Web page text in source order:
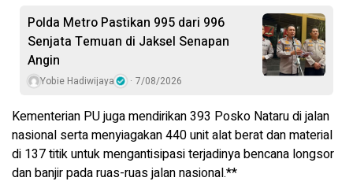
Polda Metro Pastikan 995 dari 996
Senjata Temuan di Jaksel Senapan
Angin
Yobie Hadiwijaya 7/08/2026
Kementerian PU juga mendirikan 393 Posko Nataru di jalan
nasional serta menyiagakan 440 unit alat berat dan material
di 137 titik untuk mengantisipasi terjadinya bencana longsor
dan banjir pada ruas-ruas jalan nasional.**